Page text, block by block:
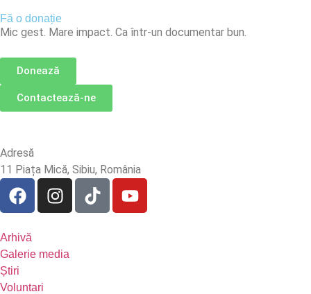
Fă o donație
Mic gest. Mare impact. Ca într-un documentar bun.
Donează
Contactează-ne
Adresă
11 Piața Mică, Sibiu, România
Arhivă
Galerie media
Știri
Voluntari